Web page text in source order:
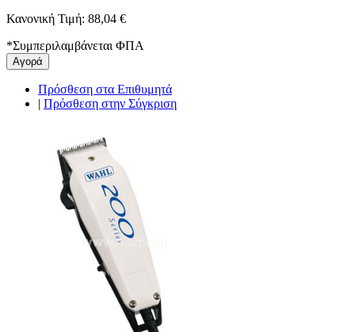
Κανονική Τιμή: 88,04 €
*Συμπεριλαμβάνεται ΦΠΑ
Αγορά
Πρόσθεση στα Επιθυμητά
| Πρόσθεση στην Σύγκριση